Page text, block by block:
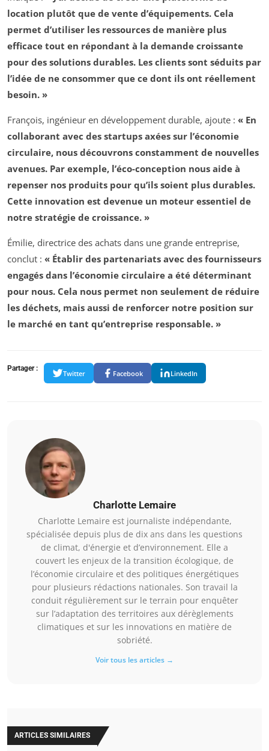
location plutôt que de vente d’équipements. Cela
permet d’utiliser les ressources de manière plus
efficace tout en répondant à la demande croissante
pour des solutions durables. Les clients sont séduits par
l’idée de ne consommer que ce dont ils ont réellement
besoin. »
François, ingénieur en développement durable, ajoute : « En
collaborant avec des startups axées sur l’économie
circulaire, nous découvrons constamment de nouvelles
avenues. Par exemple, l’éco-conception nous aide à
repenser nos produits pour qu’ils soient plus durables.
Cette innovation est devenue un moteur essentiel de
notre stratégie de croissance. »
Émilie, directrice des achats dans une grande entreprise,
conclut : « Établir des partenariats avec des fournisseurs
engagés dans l’économie circulaire a été déterminant
pour nous. Cela nous permet non seulement de réduire
les déchets, mais aussi de renforcer notre position sur
le marché en tant qu’entreprise responsable. »
Partager :
Twitter Facebook LinkedIn
Charlotte Lemaire
Charlotte Lemaire est journaliste indépendante,
spécialisée depuis plus de dix ans dans les questions
de climat, d'énergie et d’environnement. Elle a
couvert les enjeux de la transition écologique, de
l’économie circulaire et des politiques énergétiques
pour plusieurs rédactions nationales. Son travail la
conduit régulièrement sur le terrain pour enquêter
sur l’adaptation des territoires aux dérèglements
climatiques et sur les innovations en matière de
sobriété.
Voir tous les articles →
ARTICLES SIMILAIRES